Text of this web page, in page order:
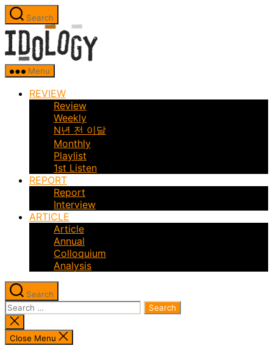
Skip
to
the
content
Search
Menu
REVIEW
Review
Weekly
N년 전 이달
Monthly
Playlist
1st Listen
REPORT
Report
Interview
ARTICLE
Article
Annual
Colloquium
Analysis
Search
Search
for:
Close
search
Close Menu